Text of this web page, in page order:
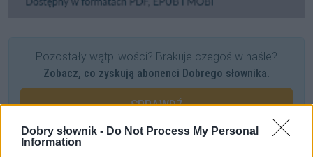
Dobry słownik - Do Not Process My Personal
Information
Pozostały wątpliwości? Brakuje czegoś w haśle?
Zobacz, co zyskują abonenci Dobrego słownika.
SPRAWDŹ